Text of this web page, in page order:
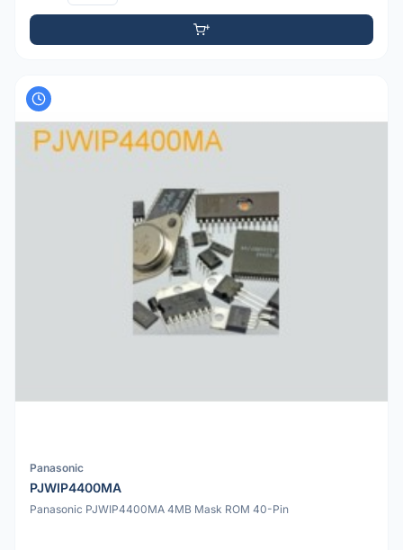
Panasonic
PJWIP4400MA
Panasonic PJWIP4400MA 4MB Mask ROM 40-Pin